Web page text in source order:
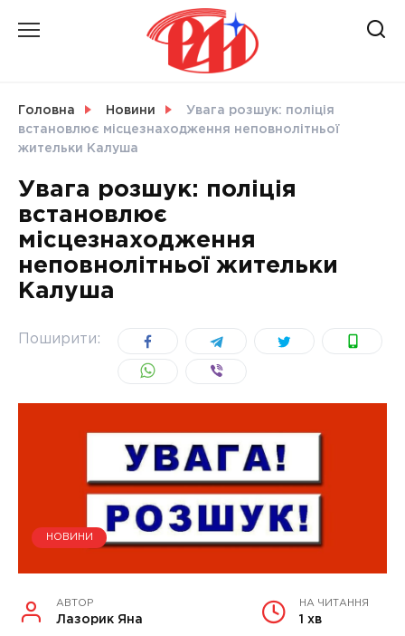
СВІТ
УКРАЇНА
Головна Новини
Увага розшук: поліція
встановлює місцезнаходження неповнолітньої
жительки Калуша
Увага розшук: поліція
встановлює
місцезнаходження
неповнолітньої жительки
Калуша
Поширити:
НОВИНИ
АВТОР
Лазорик Яна
НА ЧИТАННЯ
1 хв